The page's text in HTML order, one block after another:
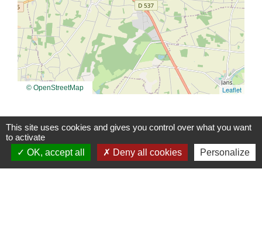
Leaflet
© OpenStreetMap
Contacts
Commune de Derval
This site uses cookies and gives you control over what you want
to activate
OK, accept all
Deny all cookies Personalize